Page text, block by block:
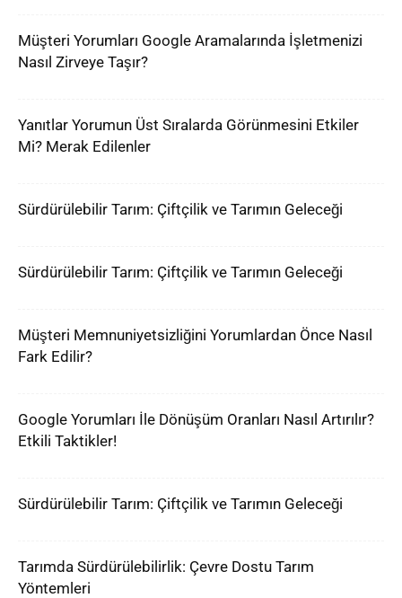
Müşteri Yorumları Google Aramalarında İşletmenizi
Nasıl Zirveye Taşır?
Yanıtlar Yorumun Üst Sıralarda Görünmesini Etkiler
Mi? Merak Edilenler
Sürdürülebilir Tarım: Çiftçilik ve Tarımın Geleceği
Sürdürülebilir Tarım: Çiftçilik ve Tarımın Geleceği
Müşteri Memnuniyetsizliğini Yorumlardan Önce Nasıl
Fark Edilir?
Google Yorumları İle Dönüşüm Oranları Nasıl Artırılır?
Etkili Taktikler!
Sürdürülebilir Tarım: Çiftçilik ve Tarımın Geleceği
Tarımda Sürdürülebilirlik: Çevre Dostu Tarım
Yöntemleri